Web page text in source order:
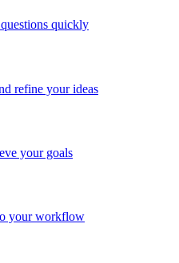
quickly
refine your ideas
your goals
your workflow